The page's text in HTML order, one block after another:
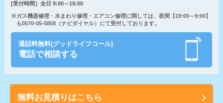
[受付時間］全日 9:00～19:00
※ガス機器修理・水まわり修理・エアコン修理に関しては、夜間【19:00～9:00】
も0570-05-5858（ナビダイヤル）にて受付しております。
通話料無料(グッドライフコール)
電話で相談する
無料お見積りはこちら